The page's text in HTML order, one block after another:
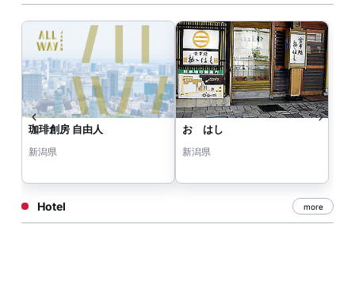
珈琲創房 自由人
新潟県
おゝはし
新潟県
Hotel more